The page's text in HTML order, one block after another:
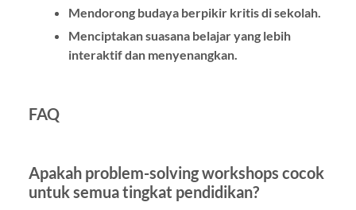
Mendorong budaya berpikir kritis di sekolah.
Menciptakan suasana belajar yang lebih
interaktif dan menyenangkan.
FAQ
Apakah problem-solving workshops cocok
untuk semua tingkat pendidikan?